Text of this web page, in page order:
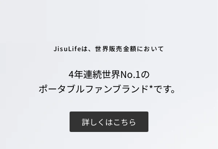
JisuLifeは、世界販売金額において
4年連続世界No.1の
ポータブルファンブランド*です。
詳しくはこちら